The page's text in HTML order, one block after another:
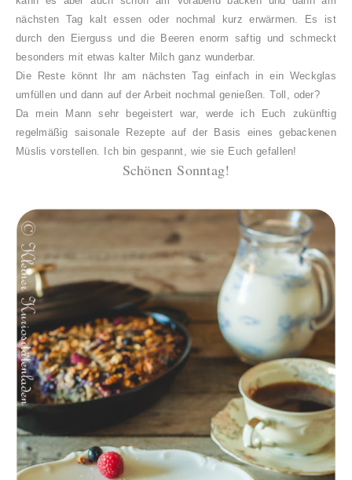
nächsten Tag kalt essen oder nochmal kurz erwärmen. Es ist
durch den Eierguss und die Beeren enorm saftig und schmeckt
besonders mit etwas kalter Milch ganz wunderbar.
Die Reste könnt Ihr am nächsten Tag einfach in ein Weckglas
umfüllen und dann auf der Arbeit nochmal genießen. Toll, oder?
Da mein Mann sehr begeistert war, werde ich Euch zukünftig
regelmäßig saisonale Rezepte auf der Basis eines gebackenen
Müslis vorstellen. Ich bin gespannt, wie sie Euch gefallen!
Schönen Sonntag!